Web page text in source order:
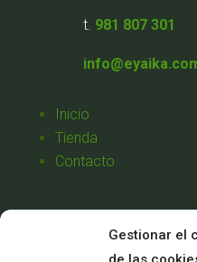
Gestionar el
t. 981 807 301
Inicio
Tienda
Contacto
Aviso Legal
Política de